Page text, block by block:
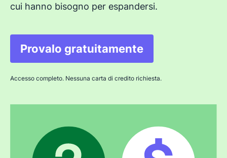
cui hanno bisogno per espandersi.
Provalo gratuitamente
Si apre in una nuova
Accesso completo. Nessuna carta di credito richiesta.